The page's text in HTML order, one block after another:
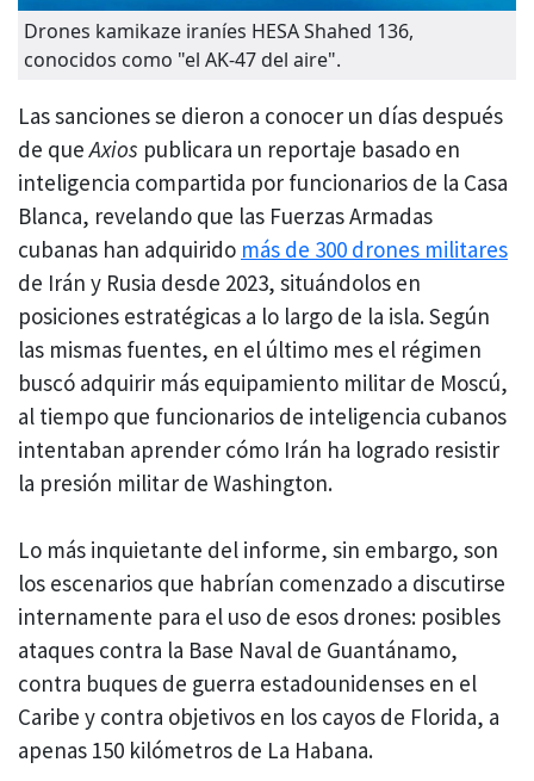
Drones kamikaze iraníes HESA Shahed 136,
conocidos como "el AK-47 del aire".
Las sanciones se dieron a conocer un días después
de queAxios publicara un reportaje basado en
inteligencia compartida por funcionarios de la Casa
Blanca, revelando que las Fuerzas Armadas
cubanas han adquirido más de 300 drones militares
de Irán y Rusia desde 2023, situándolos en
posiciones estratégicas a lo largo de la isla. Según
las mismas fuentes, en el último mes el régimen
buscó adquirir más equipamiento militar de Moscú,
al tiempo que funcionarios de inteligencia cubanos
intentaban aprender cómo Irán ha logrado resistir
la presión militar de Washington.
Lo más inquietante del informe, sin embargo, son
los escenarios que habrían comenzado a discutirse
internamente para el uso de esos drones: posibles
ataques contra la Base Naval de Guantánamo,
contra buques de guerra estadounidenses en el
Caribe y contra objetivos en los cayos de Florida, a
apenas 150 kilómetros de La Habana.